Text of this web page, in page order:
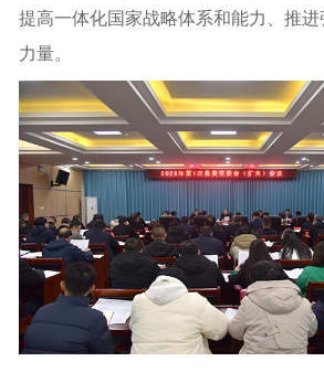
提高一体化国家战略体系和能力、推
力量。